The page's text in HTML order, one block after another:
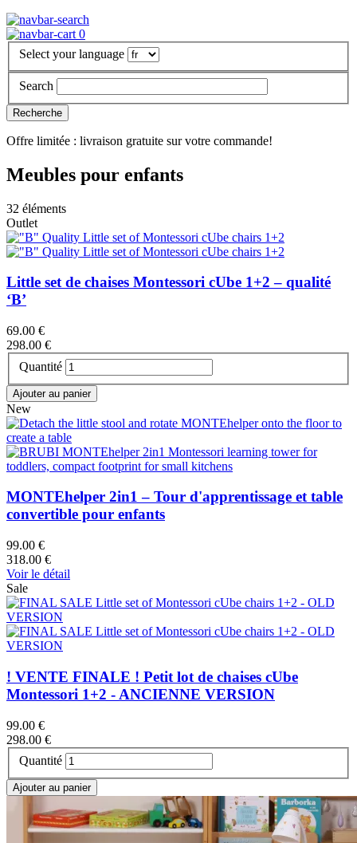
0
Select your language
Search
Offre limitée : livraison gratuite sur votre commande!
Meubles pour enfants
32 éléments
Outlet
Little set de chaises Montessori cUbe 1+2 – qualité
‘B’
69.00 €
298.00 €
Quantité
New
MONTEhelper 2in1 – Tour d'apprentissage et table
convertible pour enfants
99.00 €
318.00 €
Voir le détail
Sale
! VENTE FINALE ! Petit lot de chaises cUbe
Montessori 1+2 - ANCIENNE VERSION
99.00 €
298.00 €
Quantité